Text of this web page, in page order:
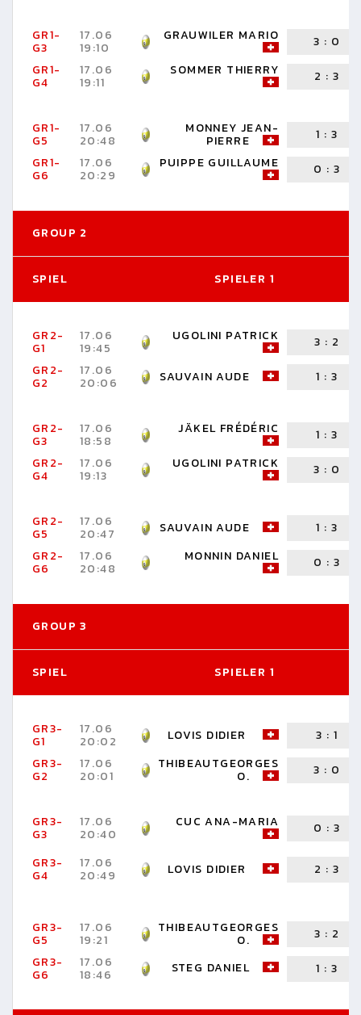
GR1-
G3
17.06
19:10
GRAUWILER MARIO 3 : 0
GR1-
G4
17.06
19:11
SOMMER THIERRY 2 :3
GR1-
G5
17.06
20:48
MONNEY JEAN-
PIERRE 1 :3
GR1-
G6
17.06
20:29
PUIPPE GUILLAUME 0 :3
GROUP 2
SPIEL SPIELER 1
GR2-
G1
17.06
19:45
UGOLINI PATRICK 3 : 2
GR2-
G2
17.06
20:06 SAUVAIN AUDE 1 :3
GR2-
G3
17.06
18:58
JÄKEL FRÉDÉRIC 1 :3
GR2-
G4
17.06
19:13
UGOLINI PATRICK 3 : 0
GR2-
G5
17.06
20:47 SAUVAIN AUDE 1 :3
GR2-
G6
17.06
20:48
MONNIN DANIEL 0 :3
GROUP 3
SPIEL SPIELER 1
GR3-
G1
17.06
20:02 LOVIS DIDIER 3 :1
GR3-
G2
17.06
20:01
THIBEAUTGEORGES
O. 3 : 0
GR3-
G3
17.06
20:40
CUC ANA-MARIA 0 :3
GR3-
G4
17.06
20:49 LOVIS DIDIER 2 :3
GR3-
G5
17.06
19:21
THIBEAUTGEORGES
O. 3 : 2
GR3-
G6
17.06
18:46 STEG DANIEL 1 :3